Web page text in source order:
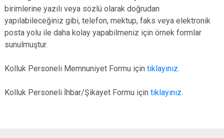
Çaykara
Dernekpazarı
Düzköy
Tonya
Vakfıkebir
birimlerine yazılı veya sözlü olarak doğrudan
yapılabileceğiniz gibi, telefon, mektup, faks veya elektronik
posta yolu ile daha kolay yapabilmeniz için örnek formlar
sunulmuştur.
Kolluk Personeli Memnuniyet Formu için tıklayınız.
Kolluk Personeli İhbar/Şikayet Formu için tıklayınız.